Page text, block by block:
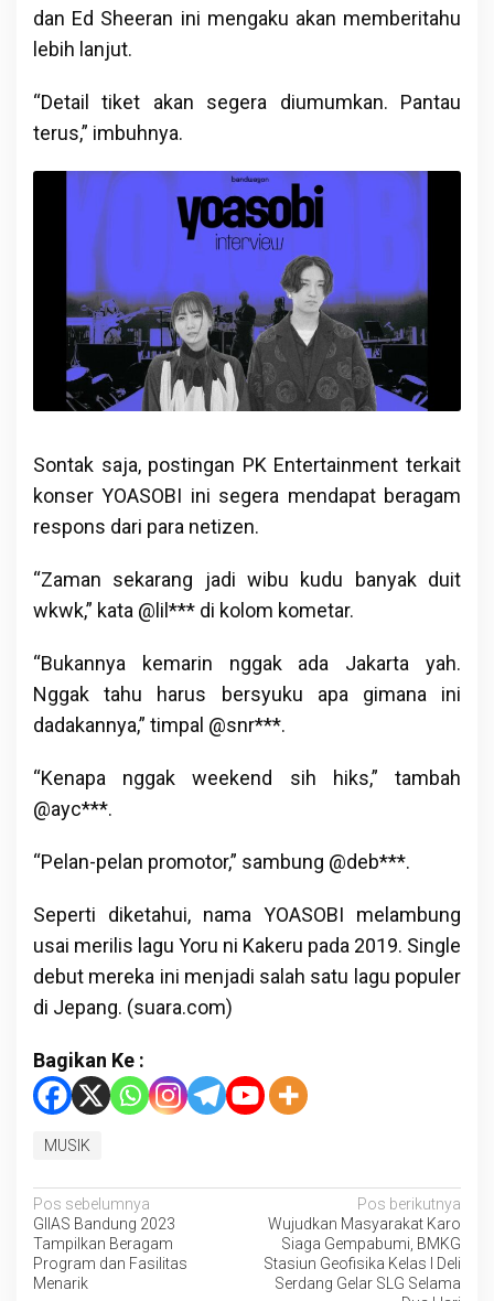
dan Ed Sheeran ini mengaku akan memberitahu
lebih lanjut.
“Detail tiket akan segera diumumkan. Pantau
terus,” imbuhnya.
Sontak saja, postingan PK Entertainment terkait
konser YOASOBI ini segera mendapat beragam
respons dari para netizen.
“Zaman sekarang jadi wibu kudu banyak duit
wkwk,” kata @lil*** di kolom kometar.
“Bukannya kemarin nggak ada Jakarta yah.
Nggak tahu harus bersyuku apa gimana ini
dadakannya,” timpal @snr***.
“Kenapa nggak weekend sih hiks,” tambah
@ayc***.
“Pelan-pelan promotor,” sambung @deb***.
Seperti diketahui, nama YOASOBI melambung
usai merilis lagu Yoru ni Kakeru pada 2019. Single
debut mereka ini menjadi salah satu lagu populer
di Jepang. (suara.com)
Bagikan Ke :
MUSIK
Navigasi
pos
Pos sebelumnya
GIIAS Bandung 2023
Tampilkan Beragam
Program dan Fasilitas
Menarik
Pos berikutnya
Wujudkan Masyarakat Karo
Siaga Gempabumi, BMKG
Stasiun Geofisika Kelas I Deli
Serdang Gelar SLG Selama